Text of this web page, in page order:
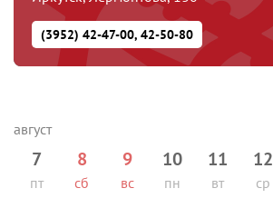
(3952) 42-47-00, 42-50-80
7
пт
8
сб
9
вс
10
пн
11
вт
12
ср